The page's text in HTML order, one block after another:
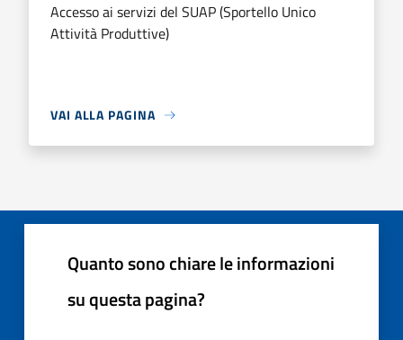
Accesso ai servizi del SUAP (Sportello Unico
Attività Produttive)
VAI ALLA PAGINA
Quanto sono chiare le informazioni
su questa pagina?